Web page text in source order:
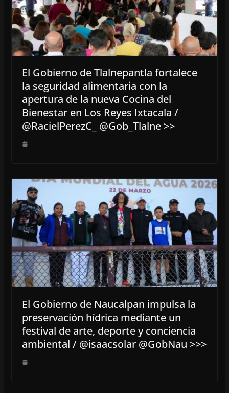
El Gobierno de Tlalnepantla fortalece
la seguridad alimentaria con la
apertura de la nueva Cocina del
Bienestar en Los Reyes Ixtacala /
@RacielPerezC_ @Gob_Tlalne >>
El Gobierno de Naucalpan impulsa la
preservación hídrica mediante un
festival de arte, deporte y conciencia
ambiental / @isaacsolar @GobNau >>>